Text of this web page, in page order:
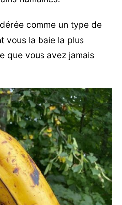
comme un type de
vous la baie la plus
que vous avez jamais